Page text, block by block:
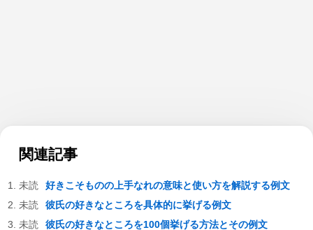
関連記事
好きこそものの上手なれの意味と使い方を解説する例文
彼氏の好きなところを具体的に挙げる例文
彼氏の好きなところを100個挙げる方法とその例文